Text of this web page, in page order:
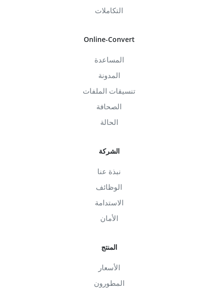
التكاملات
Online-Convert
المساعدة
المدونة
تنسيقات الملفات
الصحافة
الحالة
الشركة
نبذة عنا
الوظائف
الاستدامة
الأمان
المنتج
الأسعار
المطورون